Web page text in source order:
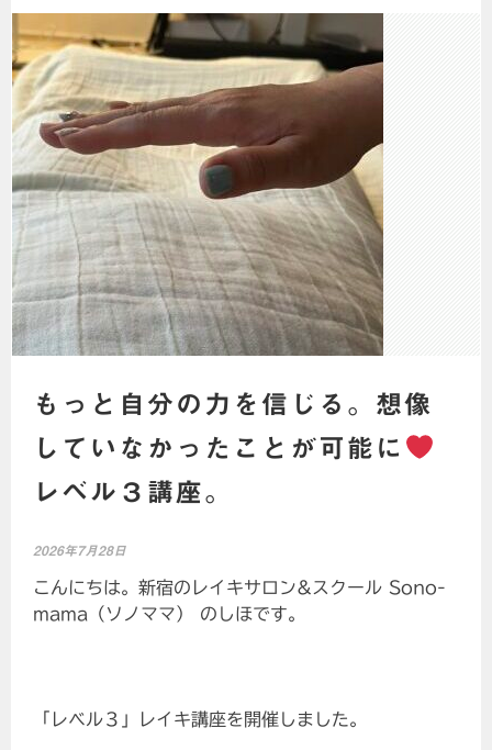
もっと自分の力を信じる。想像
していなかったことが可能に
レベル３講座。
2026年7月28日
こんにちは。新宿のレイキサロン&スクール Sono-
mama（ソノママ） のしほです。
「レベル３」レイキ講座を開催しました。